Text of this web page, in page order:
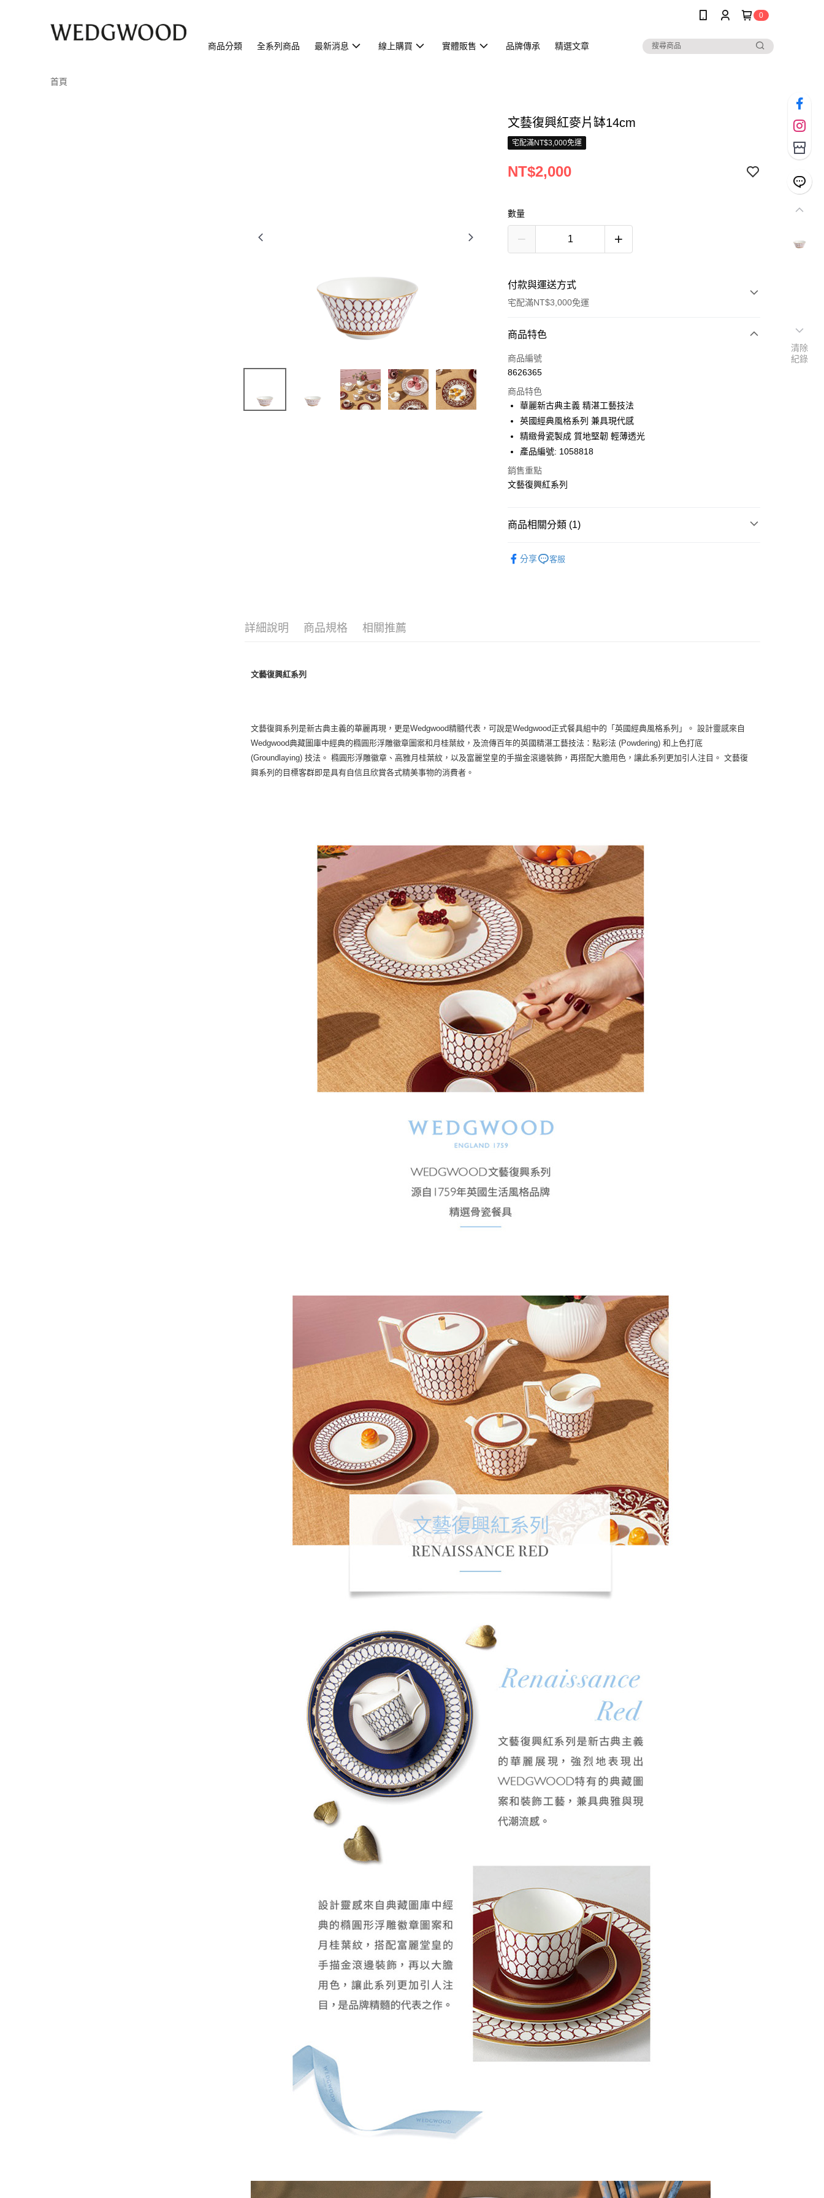
0
商品分類 全系列商品 最新消息 線上購買 實體販售 品牌傳承 精選文章
首頁
文藝復興紅麥片缽14cm
宅配滿NT$3,000免運
NT$2,000
數量
付款與運送方式
宅配滿NT$3,000免運
付款方式
信用卡一次付款
3 期 0 利率 每期 NT$666
合作金庫商業銀行
華南商業銀行
國泰世華商業銀行
臺灣中小企業銀行
匯豐（台灣）商業銀行
玉山商業銀行
LINE Pay
街口支付
Google Pay
運送方式
黑貓宅急便
商品特色
商品編號
8626365
商品特色
華麗新古典主義 精湛工藝技法
英國經典風格系列 兼具現代感
精緻骨瓷製成 質地堅韌 輕薄透光
產品編號: 1058818
銷售重點
文藝復興紅系列
商品相關分類 (1)
分享
客服
詳細說明 商品規格 相關推薦
文藝復興紅系列
文藝復興系列是新古典主義的華麗再現，更是Wedgwood精髓代表，可說是Wedgwood正式餐具組中的「英國經典風格系列」。 設計靈感來自
Wedgwood典藏圖庫中經典的橢圓形浮雕徽章圖案和月桂葉紋，及流傳百年的英國精湛工藝技法：點彩法 (Powdering) 和上色打底
(Groundlaying) 技法。 橢圓形浮雕徽章、高雅月桂葉紋，以及富麗堂皇的手描金滾邊裝飾，再搭配大膽用色，讓此系列更加引人注目。 文藝復
興系列的目標客群即是具有自信且欣賞各式精美事物的消費者。
清除
紀錄